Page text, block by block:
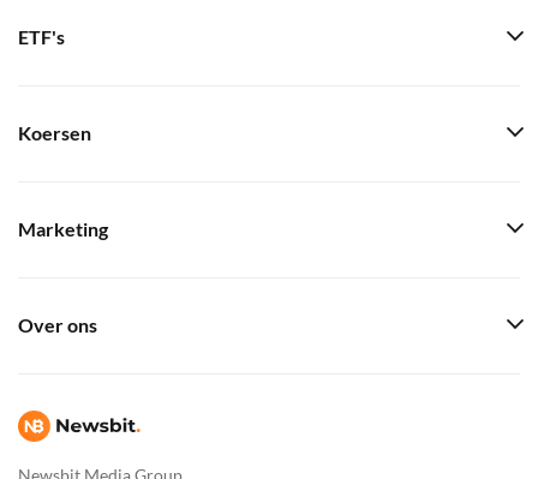
Newsbit Media Group
ETF's
Koersen
Marketing
Over ons